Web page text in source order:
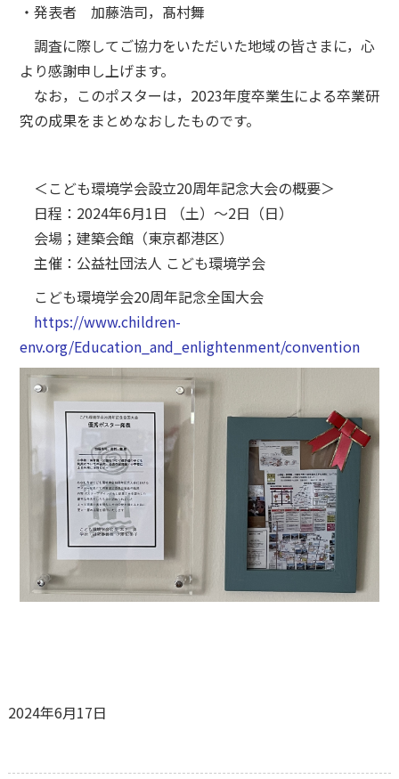
・発表者 加藤浩司，髙村舞
調査に際してご協力をいただいた地域の皆さまに，心
より感謝申し上げます。
なお，このポスターは，2023年度卒業生による卒業研
究の成果をまとめなおしたものです。
＜こども環境学会設立20周年記念大会の概要＞
日程：2024年6月1日 （土）～2日（日）
会場；建築会館（東京都港区）
主催：公益社団法人 こども環境学会
こども環境学会20周年記念全国大会
https://www.children-
env.org/Education_and_enlightenment/convention
2024年6月17日